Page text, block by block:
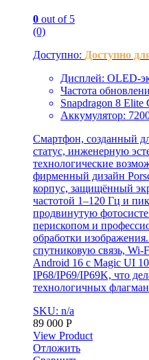
0 out of 5
(0)
Доступно: Доступно
Дисплей: OLED-
Частота
Snapdragon 8 Elite
Аккумулятор:
Смартфон, созданный
статус, инженерную
технологические
фирменный дизайн
корпус, защищённый
частотой 1–120 Гц и
продвинутую
перископом и
обработки
спутниковую связь, Wi-
Android 16 с Magic UI
IP68/IP69/IP69K, что
технологичных
SKU: n/a
89 000 Р
View Product
Отложить